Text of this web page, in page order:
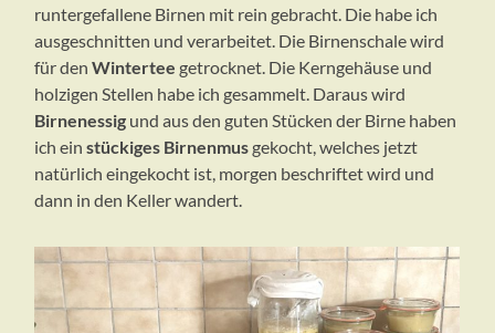
runtergefallene Birnen mit rein gebracht. Die habe ich
ausgeschnitten und verarbeitet. Die Birnenschale wird
für denWintertee getrocknet. Die Kerngehäuse und
holzigen Stellen habe ich gesammelt. Daraus wird
Birnenessig und aus den guten Stücken der Birne haben
ich einstückiges Birnenmus gekocht, welches jetzt
natürlich eingekocht ist, morgen beschriftet wird und
dann in den Keller wandert.